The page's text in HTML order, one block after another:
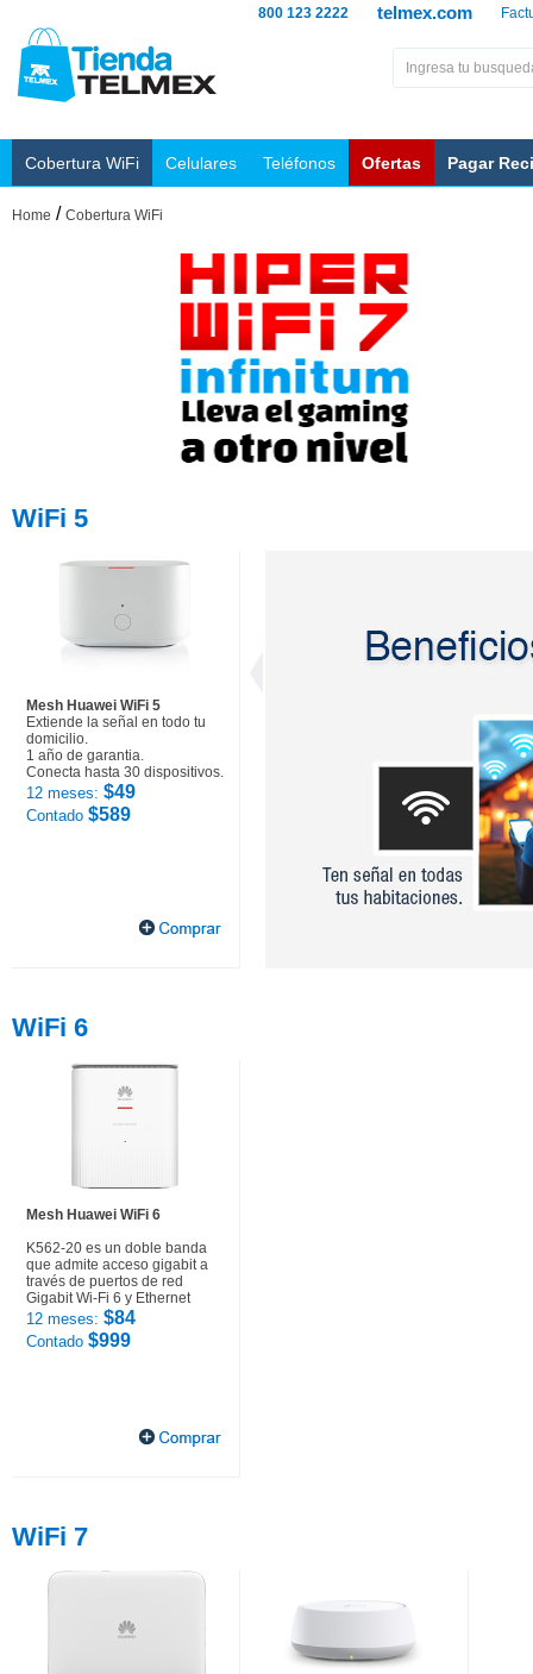
telmex.com
800 123 2222
Cobertura WiFi Celulares Teléfonos Ofertas Pagar
Home / Cobertura WiFi
WiFi 5
Mesh Huawei WiFi 5
Extiende la señal en todo tu
domicilio.
1 año de garantia.
Conecta hasta 30 dispositivos.
12 meses: $49
Contado $589
WiFi 6
Mesh Huawei WiFi 6
K562-20 es un doble banda
que admite acceso gigabit a
través de puertos de red
Gigabit Wi-Fi 6 y Ethernet
12 meses: $84
Contado $999
WiFi 7